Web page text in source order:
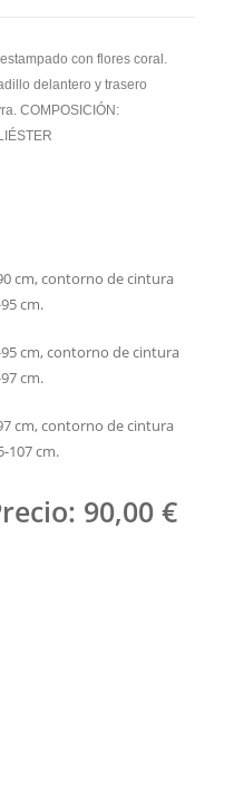
con flores coral.
delantero y trasero
COMPOSICIÓN:
cm, contorno de cintura
cm.
cm, contorno de cintura
cm.
cm, contorno de cintura
107 cm.
90,00 €